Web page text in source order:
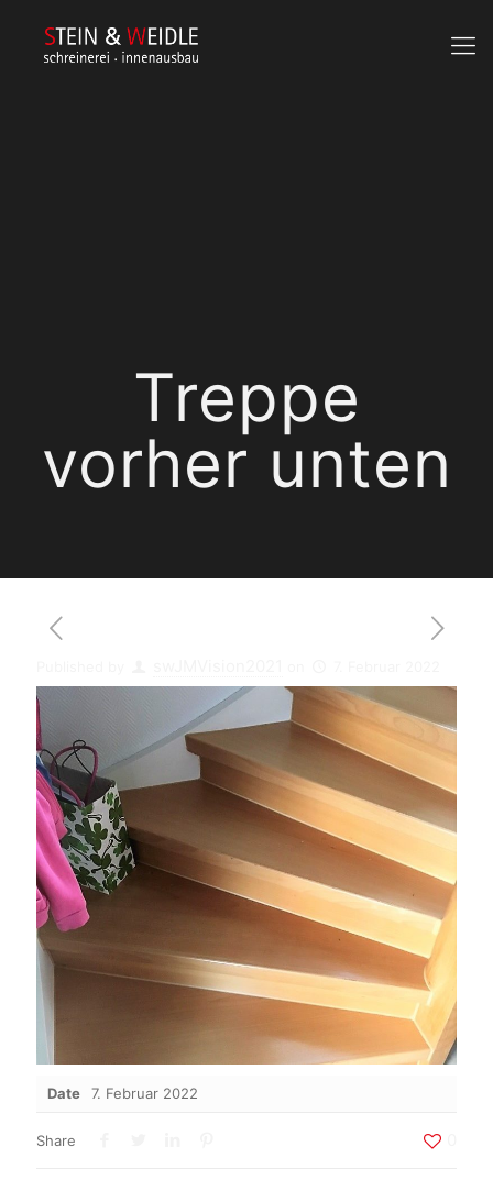
Treppe
vorher unten
Date 7. Februar 2022
Share